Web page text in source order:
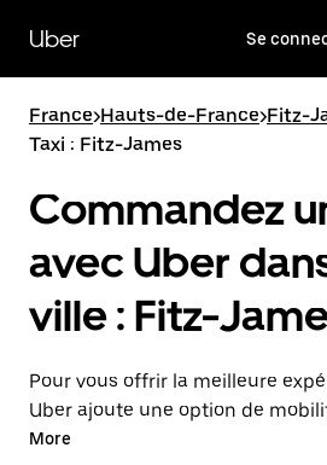
contenu
principal
Uber Se
France>Hauts-de-France>Fitz-
Taxi : Fitz-James
Commandez
avec Uber
ville : Fitz-
Pour vous offrir la meilleure
Uber ajoute une option de
maintenant disponibles dans
More